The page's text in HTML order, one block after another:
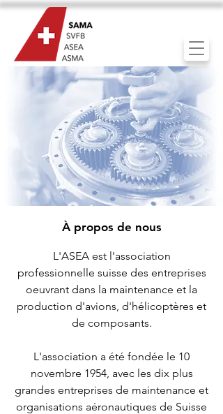
À propos de nous
L'ASEA est l'association
professionnelle suisse des entreprises
oeuvrant dans la maintenance et la
production d'avions, d'hélicoptères et
de composants.
L'association a été fondée le 10
novembre 1954, avec les dix plus
grandes entreprises de maintenance et
organisations aéronautiques de Suisse